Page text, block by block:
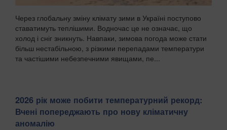
Через глобальну зміну клімату зими в Україні поступово
ставатимуть теплішими. Водночас це не означає, що
холод і сніг зникнуть. Навпаки, зимова погода може стати
більш нестабільною, з різкими перепадами температури
та частішими небезпечними явищами, пе...
2026 рік може побити температурний рекорд:
Вчені попереджають про нову кліматичну
аномалію